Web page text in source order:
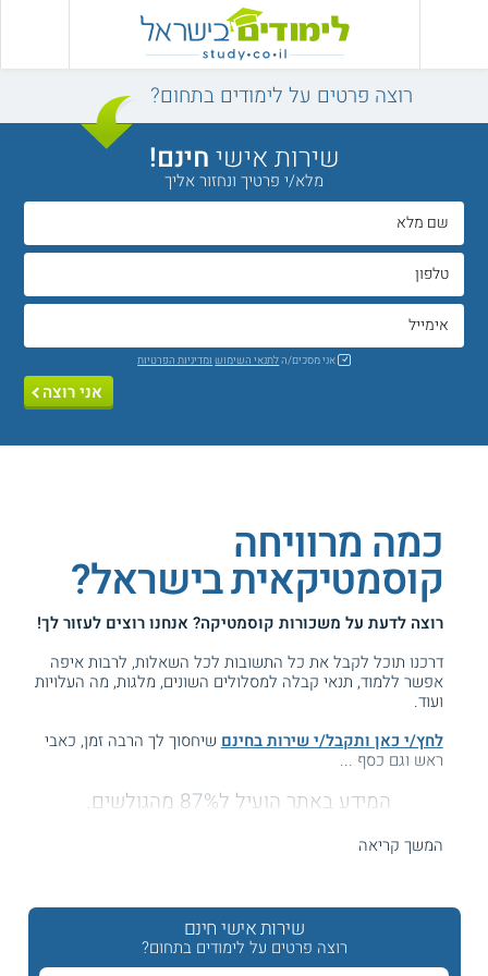
רוצה פרטים על לימודים בתחום?
שירות אישיחינם!
מלא/י פרטיך ונחזור אליך
אני מסכים/הלתנאי השימוש ומדיניות הפרטיות
אני רוצה
כמה מרוויחה
קוסמטיקאית בישראל?
רוצה לדעת על משכורות קוסמטיקה? אנחנו רוצים לעזור לך!
דרכנו תוכל לקבל את כל התשובות לכל השאלות, לרבות איפה
אפשר ללמוד, תנאי קבלה למסלולים השונים, מלגות, מה העלויות
ועוד.
לחץ/י כאן ותקבל/י שירות בחינם שיחסוך לך הרבה זמן, כאבי
ראש וגם כסף ...
המידע באתר הועיל ל87% מהגולשים.
שכר קוסמטיקאית - משכורות בתחום הקוסמטיקה
כמה אפשר להרוויח במקצועות הקוסמטיקה? ולאן אפשר
המשך קריאה
שירות אישי חינם
רוצה פרטים על לימודים בתחום?